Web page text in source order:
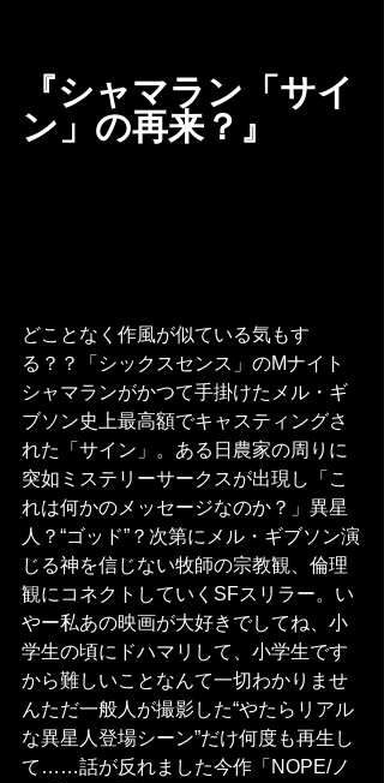
『シャマラン「サイ
ン」の再来？』
どことなく作風が似ている気もす
る？？「シックスセンス」のMナイト
シャマランがかつて手掛けたメル・ギ
ブソン史上最高額でキャスティングさ
れた「サイン」。ある日農家の周りに
突如ミステリーサークスが出現し「こ
れは何かのメッセージなのか？」異星
人？“ゴッド”？次第にメル・ギブソン演
じる神を信じない牧師の宗教観、倫理
観にコネクトしていくSFスリラー。い
やー私あの映画が大好きでしてね、小
学生の頃にドハマリして、小学生です
から難しいことなんて一切わかりませ
んただ一般人が撮影した“やたらリアル
な異星人登場シーン”だけ何度も再生し
て……話が反れました今作「NOPE/ノ